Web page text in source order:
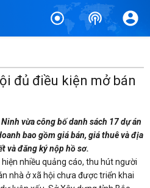
đủ điều kiện mở bán
vừa công bố danh sách 17 dự án
bao gồm giá bán, giá thuê và địa
và đăng ký nộp hồ sơ.
nhiều quảng cáo, thu hút người
nhà ở xã hội chưa được triển khai